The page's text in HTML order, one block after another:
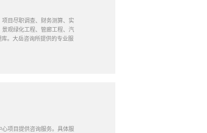
目尽职调查、财务测算、实
观绿化工程、管廊工程、汽
。大岳咨询所提供的专业服
项目提供咨询服务。具体服